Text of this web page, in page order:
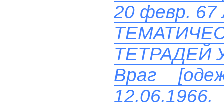
20 февр.
ТЕТРАДЕЙ
Враг
12.06.1966.